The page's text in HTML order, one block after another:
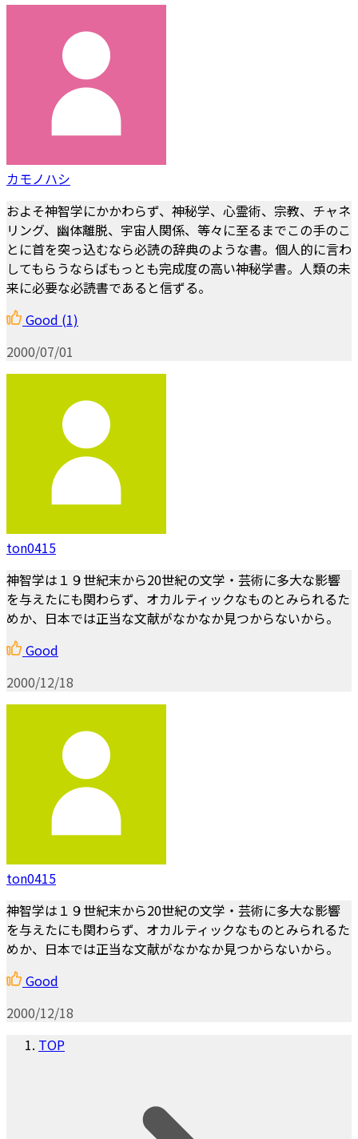
カモノハシ
およそ神智学にかかわらず、神秘学、心霊術、宗教、チャネ
リング、幽体離脱、宇宙人関係、等々に至るまでこの手のこ
とに首を突っ込むなら必読の辞典のような書。個人的に言わ
してもらうならばもっとも完成度の高い神秘学書。人類の未
来に必要な必読書であると信ずる。
Good (1)
2000/07/01
ton0415
神智学は１９世紀末から20世紀の文学・芸術に多大な影響
を与えたにも関わらず、オカルティックなものとみられるた
めか、日本では正当な文献がなかなか見つからないから。
Good
2000/12/18
ton0415
神智学は１９世紀末から20世紀の文学・芸術に多大な影響
を与えたにも関わらず、オカルティックなものとみられるた
めか、日本では正当な文献がなかなか見つからないから。
Good
2000/12/18
TOP